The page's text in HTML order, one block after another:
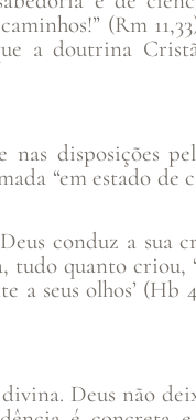
(Rm
a doutrina
disposições
“em estado
conduz a
tudo quanto
a seus olhos’
Deus não